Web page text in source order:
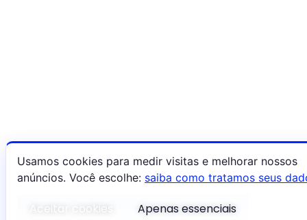
Usamos cookies para medir visitas e melhorar nossos
anúncios. Você escolhe: saiba como tratamos seus
Apenas essenciais